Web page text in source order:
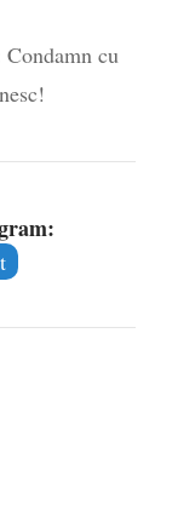
cu